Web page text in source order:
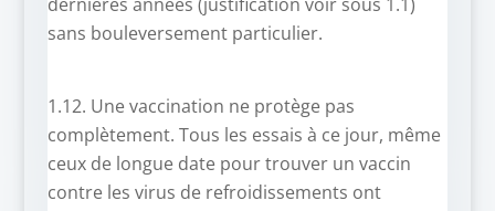
sans bouleversement particulier.
1.12. Une vaccination ne protège pas
complètement. Tous les essais à ce jour, même
ceux de longue date pour trouver un vaccin
contre les virus de refroidissements ont